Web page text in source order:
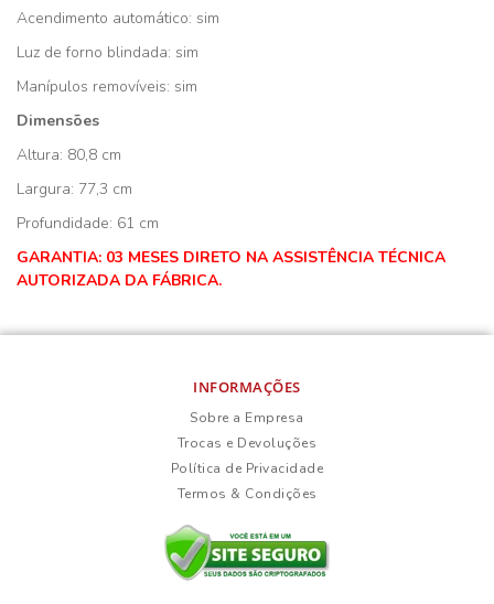
Acendimento automático: sim
Luz de forno blindada: sim
Manípulos removíveis: sim
Dimensões
Altura: 80,8 cm
Largura: 77,3 cm
Profundidade: 61 cm
GARANTIA: 03 MESES DIRETO NA ASSISTÊNCIA TÉCNICA
AUTORIZADA DA FÁBRICA.
INFORMAÇÕES
Sobre a Empresa
Trocas e Devoluções
Política de Privacidade
Termos & Condições